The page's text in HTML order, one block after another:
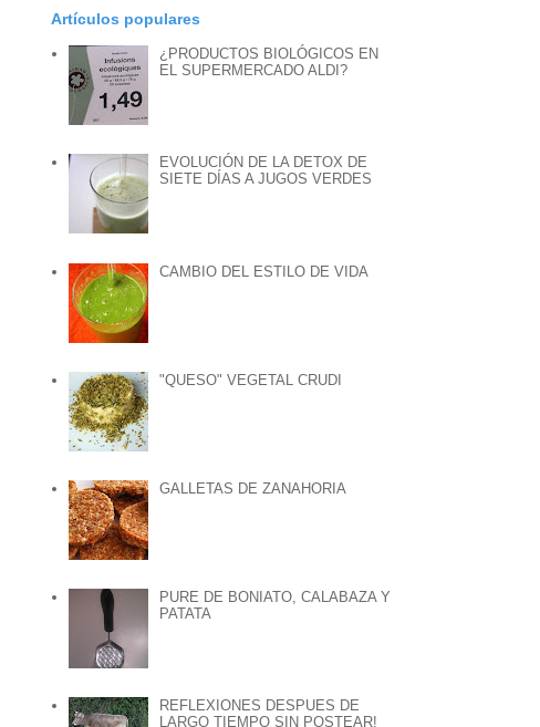
Artículos populares
¿PRODUCTOS BIOLÓGICOS EN
EL SUPERMERCADO ALDI?
EVOLUCIÓN DE LA DETOX DE
SIETE DÍAS A JUGOS VERDES
CAMBIO DEL ESTILO DE VIDA
"QUESO" VEGETAL CRUDI
GALLETAS DE ZANAHORIA
PURE DE BONIATO, CALABAZA Y
PATATA
REFLEXIONES DESPUES DE
LARGO TIEMPO SIN POSTEAR!